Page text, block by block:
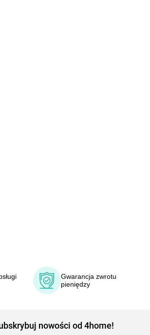
Gwarancja zwrotu
pieniędzy
nowości od 4home!